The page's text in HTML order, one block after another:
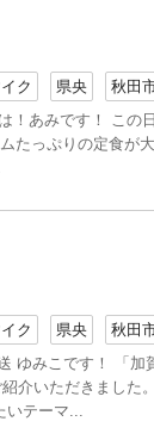
ク
県央
秋田
！あみです！ この
たっぷりの定食が
ク
県央
秋田
ゆみこです！ 「加
介いただきました
テーマ...